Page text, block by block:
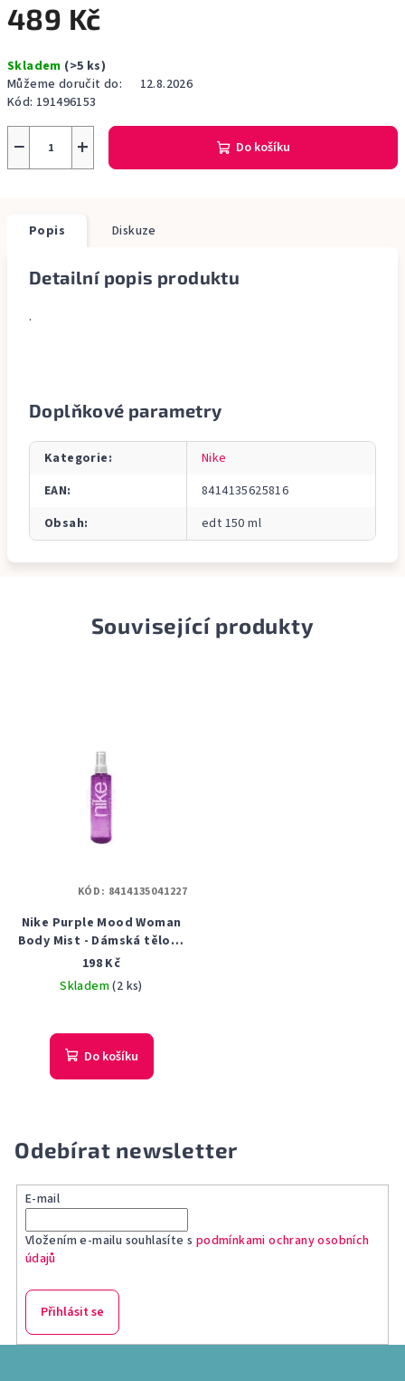
489 Kč
cena:
Skladem (>5 ks)
Můžeme doručit do:
12.8.2026
Kód: 191496153
+
− Do košíku
Popis Diskuze
Detailní popis produktu
.
Doplňkové parametry
Kategorie:
Nike
EAN:
8414135625816
Obsah: edt 150 ml
Související produkty
Nike Purple Mood Woman
Body Mist - Dámská tělová
mlha 200 ml
198 Kč
Skladem(2 ks)
Do košíku
KÓD: 8414135041227
Odebírat newsletter
E-mail
Vložením e-mailu souhlasíte s podmínkami ochrany osobních
údajů
Přihlásit se